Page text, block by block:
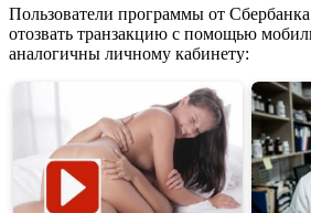
Пользователи программы от
отозвать транзакцию с помощью
аналогичны личному кабинету: